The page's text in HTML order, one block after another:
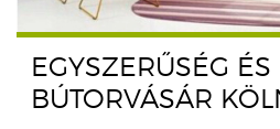
EGYSZERŰSÉG
BÚTORVÁSÁR